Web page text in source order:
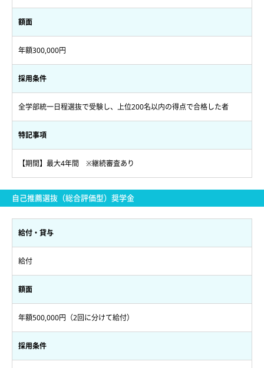
額面
年額300,000円
採用条件
全学部統一日程選抜で受験し、上位200名以内の得点で合格した者
特記事項
【期間】最大4年間 ※継続審査あり
自己推薦選抜（総合評価型）奨学金
給付・貸与
給付
額面
年額500,000円（2回に分けて給付）
採用条件